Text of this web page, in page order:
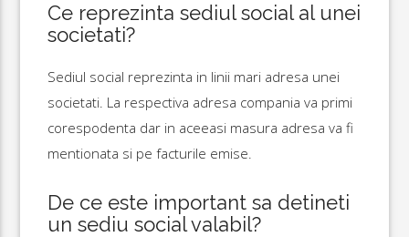
Ce reprezinta sediul social al unei
societati?
Sediul social reprezinta in linii mari adresa unei
societati. La respectiva adresa compania va primi
corespodenta dar in aceeasi masura adresa va fi
mentionata si pe facturile emise.
De ce este important sa detineti
un sediu social valabil?